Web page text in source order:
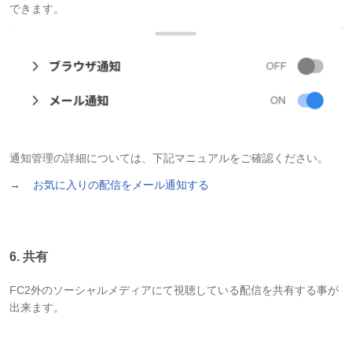
できます。
通知管理の詳細については、下記マニュアルをご確認ください。
→ お気に入りの配信をメール通知する
6. 共有
FC2外のソーシャルメディアにて視聴している配信を共有する事が
出来ます。